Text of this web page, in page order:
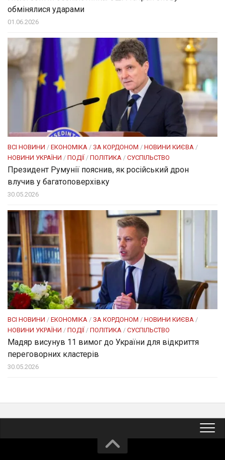
обмінялися ударами
01.06.2026
ВСІ НОВИНИ / ЕКОНОМІКА / ЗА КОРДОНОМ / НОВИНИ КИЄВА /
НОВИНИ УКРАЇНИ / ПОДІЇ/ ПОЛІТИКА / СУСПІЛЬСТВО
Президент Румунії пояснив, як російський дрон
влучив у багатоповерхівку
30.05.2026
ВСІ НОВИНИ / ЕКОНОМІКА / ЗА КОРДОНОМ / НОВИНИ КИЄВА /
НОВИНИ УКРАЇНИ / ПОДІЇ/ ПОЛІТИКА / СУСПІЛЬСТВО
Мадяр висунув 11 вимог до України для відкриття
переговорних кластерів
30.05.2026